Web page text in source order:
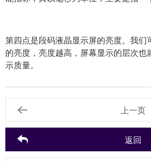
第四点是段码液晶显示屏的亮度。我们
的亮度，亮度越高，屏幕显示的层次也
示质量。
上一页
返回